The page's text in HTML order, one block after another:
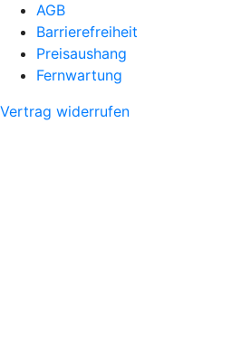
AGB
Barrierefreiheit
Preisaushang
Fernwartung
Vertrag widerrufen